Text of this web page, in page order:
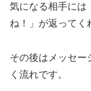
気になる相手には
ね！」が返ってく
その後はメッセー
く流れです。